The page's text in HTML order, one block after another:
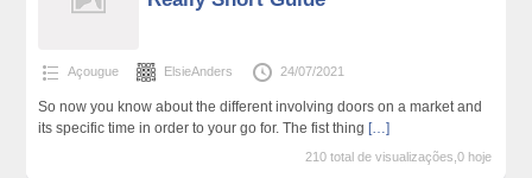
Açougue ElsieAnders 24/07/2021
So now you know about the different involving doors on a market and
its specific time in order to your go for. The fist thing […]
210 total de visualizações,0 hoje